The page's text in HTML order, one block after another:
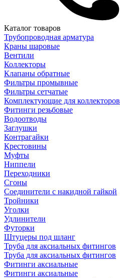
Каталог товаров
Трубопроводная арматура
Краны шаровые
Вентили
Коллекторы
Клапаны обратные
Фильтры промывные
Фильтры сетчатые
Комплектующие для коллекторов
Фитинги резьбовые
Водоотводы
Заглушки
Контрагайки
Крестовины
Муфты
Ниппели
Переходники
Сгоны
Соединители с накидной гайкой
Тройники
Уголки
Удлинители
Футорки
Штуцеры под шланг
Труба для аксиальных фитингов
Труба для аксиальных фитингов
Фитинги аксиальные
Фитинги аксиальные